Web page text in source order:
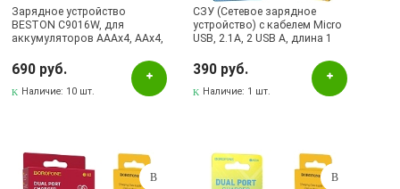
Зарядное устройство
BESTON C9016W, для
аккумуляторов AAAx4, AAx4,
заряда, цвет белый
690 руб.
Наличие: 10 шт.
СЗУ (Сетевое зарядное
устройство) с кабелем Micro
USB, 2.1A, 2 USB A, длина 1
390 руб.
Наличие: 1 шт.